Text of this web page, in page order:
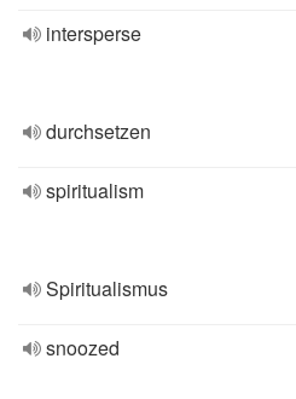
intersperse
durchsetzen
spiritualism
Spiritualismus
snoozed